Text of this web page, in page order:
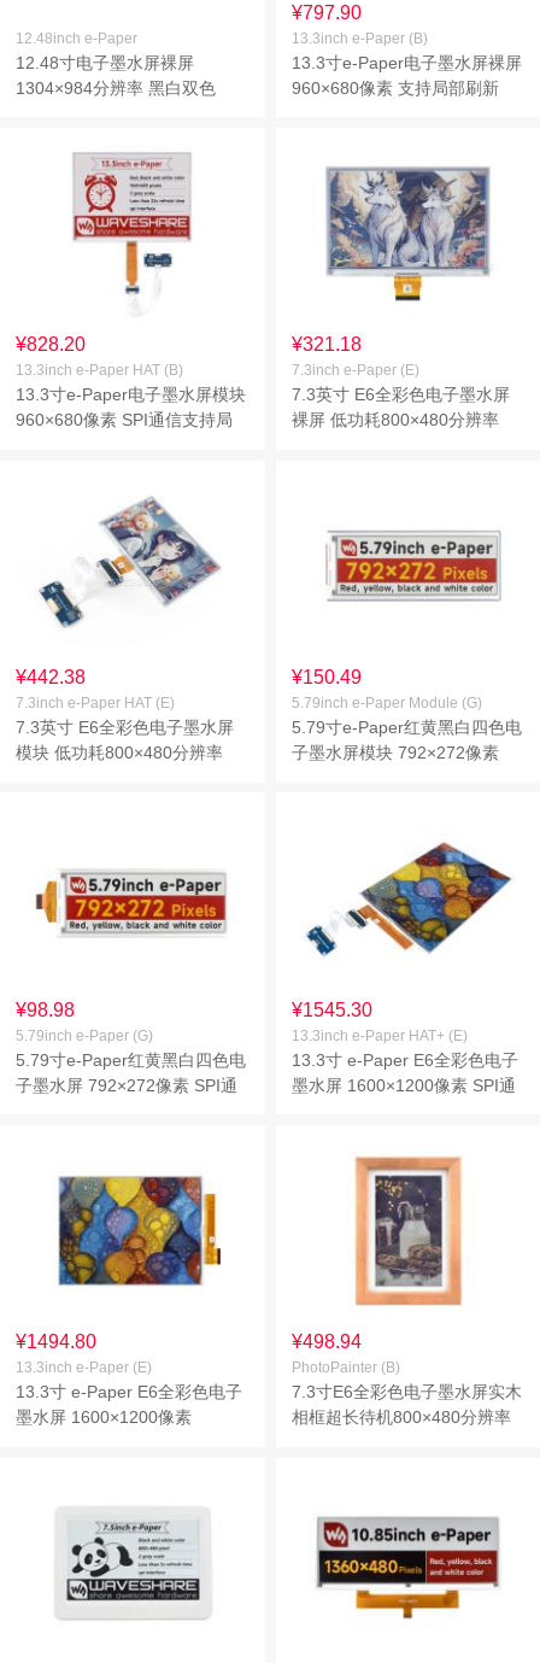
12.48inch e-Paper
12.48寸电子墨水屏裸屏
1304×984分辨率 黑白双色
¥797.90
13.3inch e-Paper (B)
13.3寸e-Paper电子墨水屏裸屏
960×680像素 支持局部刷新
¥828.20
13.3inch e-Paper HAT (B)
13.3寸e-Paper电子墨水屏模块
960×680像素 SPI通信支持局
¥321.18
7.3inch e-Paper (E)
7.3英寸 E6全彩色电子墨水屏
裸屏 低功耗800×480分辨率
¥442.38
7.3inch e-Paper HAT (E)
7.3英寸 E6全彩色电子墨水屏
模块 低功耗800×480分辨率
¥150.49
5.79inch e-Paper Module (G)
5.79寸e-Paper红黄黑白四色电
子墨水屏模块 792×272像素
¥98.98
5.79inch e-Paper (G)
5.79寸e-Paper红黄黑白四色电
子墨水屏 792×272像素 SPI通
¥1545.30
13.3inch e-Paper HAT+ (E)
13.3寸 e-Paper E6全彩色电子
墨水屏 1600×1200像素 SPI通
¥1494.80
13.3inch e-Paper (E)
13.3寸 e-Paper E6全彩色电子
墨水屏 1600×1200像素
¥498.94
PhotoPainter (B)
7.3寸E6全彩色电子墨水屏实木
相框超长待机800×480分辨率